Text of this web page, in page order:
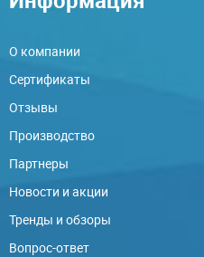
О компании
Сертификаты
Отзывы
Производство
Партнеры
Новости и акции
Тренды и обзоры
Вопрос-ответ